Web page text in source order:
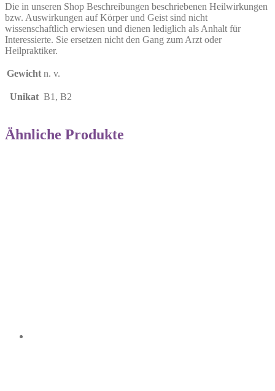
Die in unseren Shop Beschreibungen beschriebenen Heilwirkungen
bzw. Auswirkungen auf Körper und Geist sind nicht
wissenschaftlich erwiesen und dienen lediglich als Anhalt für
Interessierte. Sie ersetzen nicht den Gang zum Arzt oder
Heilpraktiker.
Gewicht n. v.
Unikat B1, B2
Ähnliche Produkte